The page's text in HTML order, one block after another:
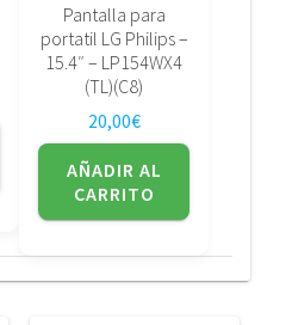
Pantalla para
portatil LG Philips –
15.4″ – LP154WX4
(TL)(C8)
20,00€
AÑADIR AL
CARRITO